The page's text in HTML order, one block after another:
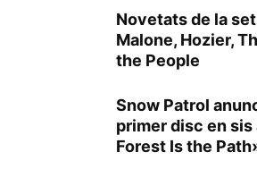
Novetats de la
Malone, Hozier,
the People
Snow Patrol
primer disc en sis
Forest Is the